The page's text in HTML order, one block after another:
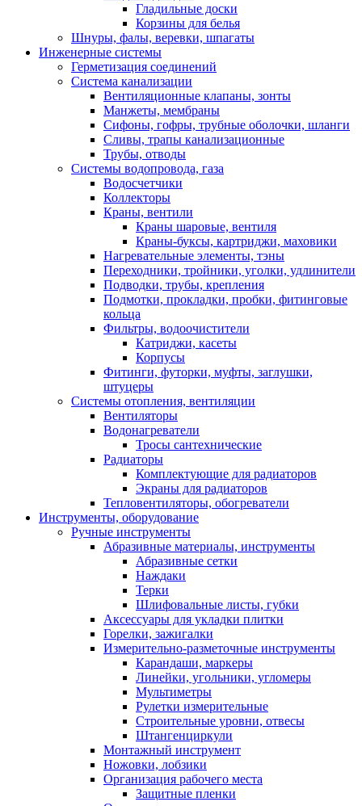
Гладильные доски
Корзины для белья
Шнуры, фалы, веревки, шпагаты
Инженерные системы
Герметизация соединений
Система канализации
Вентиляционные клапаны, зонты
Манжеты, мембраны
Сифоны, гофры, трубные оболочки, шланги
Сливы, трапы канализационные
Трубы, отводы
Системы водопровода, газа
Водосчетчики
Коллекторы
Краны, вентили
Краны шаровые, вентиля
Краны-буксы, картриджи, маховики
Нагревательные элементы, тэны
Переходники, тройники, уголки, удлинители
Подводки, трубы, крепления
Подмотки, прокладки, пробки, фитинговые
кольца
Фильтры, водоочистители
Катриджи, касеты
Корпусы
Фитинги, футорки, муфты, заглушки,
штуцеры
Системы отопления, вентиляции
Вентиляторы
Водонагреватели
Тросы сантехнические
Радиаторы
Комплектующие для радиаторов
Экраны для радиаторов
Тепловентиляторы, обогреватели
Инструменты, оборудование
Ручные инструменты
Абразивные материалы, инструменты
Абразивные сетки
Наждаки
Терки
Шлифовальные листы, губки
Аксессуары для укладки плитки
Горелки, зажигалки
Измерительно-разметочные инструменты
Карандаши, маркеры
Линейки, угольники, угломеры
Мультиметры
Рулетки измерительные
Строительные уровни, отвесы
Штангенциркули
Монтажный инструмент
Ножовки, лобзики
Организация рабочего места
Защитные пленки